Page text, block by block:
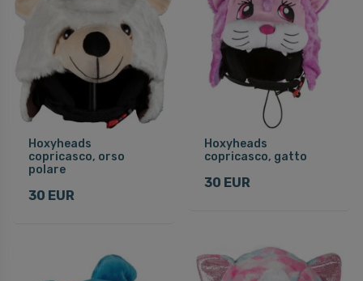
Hoxyheads
copricasco, orso
polare
30 EUR
Hoxyheads
copricasco, gatto
30 EUR